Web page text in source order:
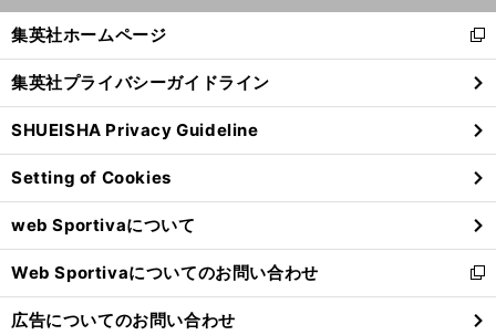
閉
る
集英社ホームページ
新
し
い
ウ
ィ
ン
ド
ウ
で
開
く
集英社プライバシーガイドライン
SHUEISHA Privacy Guideline
Setting of Cookies
web Sportivaについて
Web Sportivaについてのお問い合わせ
新
し
い
広告についてのお問い合わせ